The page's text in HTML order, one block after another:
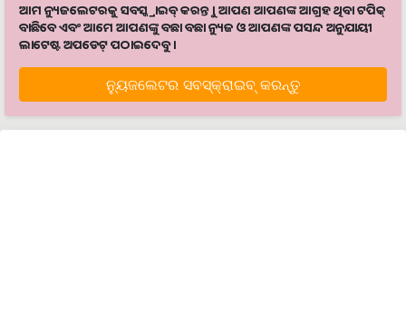
ଆମ ନ୍ୟୁଜଲେଟରକୁ ସବସ୍କ୍ରାଇବ୍ କରନ୍ତୁ । ଆପଣ ଆପଣଙ୍କ ଆଗ୍ରହ ଥିବା ଟପିକ୍‌
ବାଛିବେ ଏବଂ ଆମେ ଆପଣଙ୍କୁ ବଛା ବଛା ନ୍ୟୁଜ ଓ ଆପଣଙ୍କ ପସନ୍ଦ ଅନୁଯାୟୀ
ଲାଟେଷ୍ଟ ଅପଡେଟ୍‌ ପଠାଇଦେବୁ ।
ନ୍ୟୁଜଲେଟର ସବସ୍କ୍ରାଇବ୍‌ କରନ୍ତୁ